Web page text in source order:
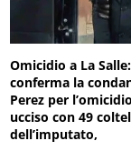
Omicidio a La
conferma la
Perez per
ucciso con 49
dell’imputato,